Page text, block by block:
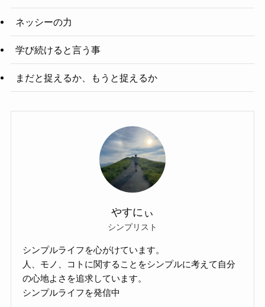
ネッシーの力
学び続けると言う事
まだと捉えるか、もうと捉えるか
やすにぃ
シンプリスト
シンプルライフを心がけています。
人、モノ、コトに関することをシンプルに考えて自分
の心地よさを追求しています。
シンプルライフを発信中